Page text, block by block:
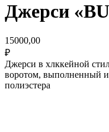
Джерси
15000,00
₽
Джерси в хлккейной
воротом, выполненный
полиэстера